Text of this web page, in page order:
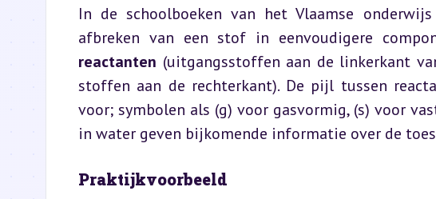
In de schoolboeken van het Vlaamse
afbreken van een stof in eenvoudigere
reactanten (uitgangsstoffen aan de linkerkant
stoffen aan de rechterkant). De pijl tussen
voor; symbolen als (g) voor gasvormig, (s) voor
in water geven bijkomende informatie over de
Praktijkvoorbeeld